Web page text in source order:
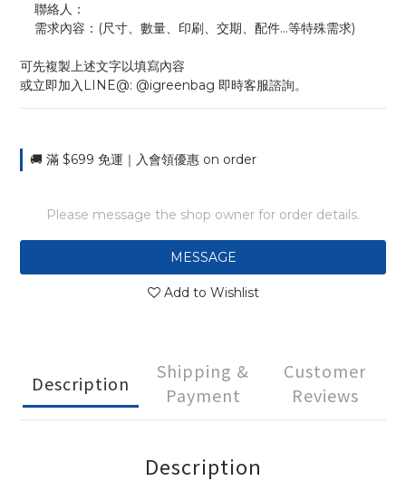
    聯絡人：
    需求內容：(尺寸、數量、印刷、交期、配件...等特殊需求)
可先複製上述文字以填寫內容
或立即加入LINE@: @igreenbag 即時客服諮詢。
🚚 滿 $699 免運｜入會領優惠 on order
Please message the shop owner for order details.
MESSAGE
Add to Wishlist
Description
Shipping &
Payment
Customer
Reviews
Description